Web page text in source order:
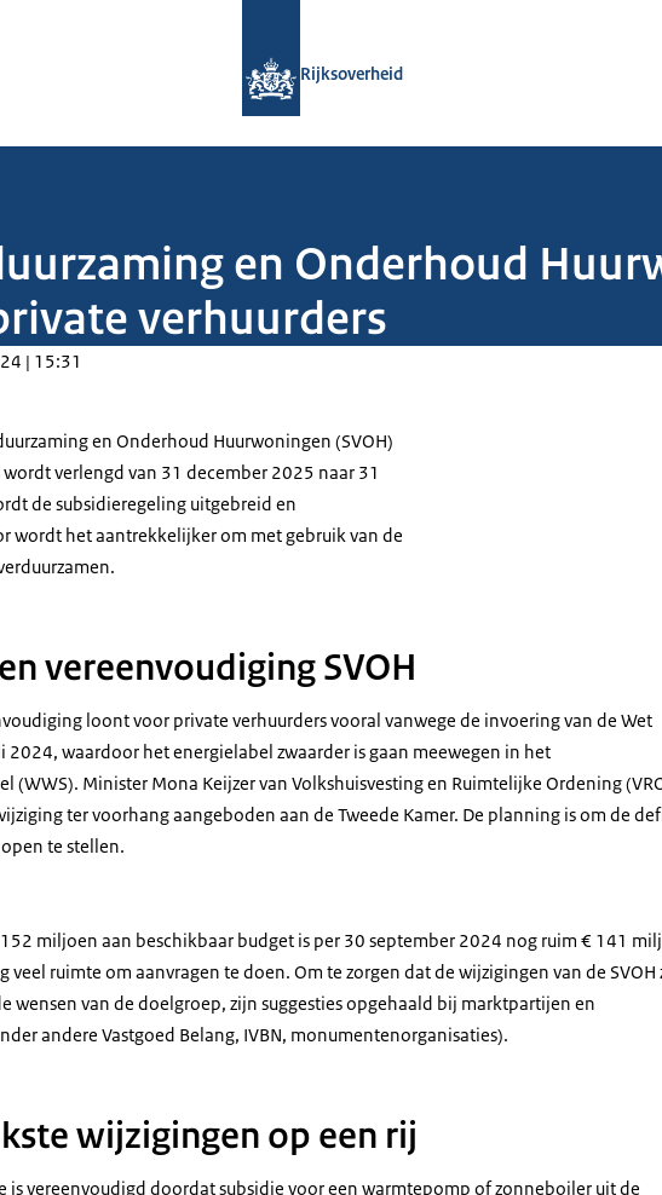
Rijksoverheid
en Onderhoud
verhuurders
| 15:31
en Onderhoud Huurwoningen (SVOH)
verlengd van 31 december 2025 naar 31
de subsidieregeling uitgebreid en
wordt het aantrekkelijker om met gebruik van de
vereenvoudiging SVOH
loont voor private verhuurders vooral vanwege de invoering van de Wet
2024, waardoor het energielabel zwaarder is gaan meewegen in het
(WWS). Minister Mona Keijzer van Volkshuisvesting en Ruimtelijke Ordening
ter voorhang aangeboden aan de Tweede Kamer. De planning is om de
te stellen.
miljoen aan beschikbaar budget is per 30 september 2024 nog ruim € 141
veel ruimte om aanvragen te doen. Om te zorgen dat de wijzigingen van de SVOH
wensen van de doelgroep, zijn suggesties opgehaald bij marktpartijen en
andere Vastgoed Belang, IVBN, monumentenorganisaties).
wijzigingen op een rij
is vereenvoudigd doordat subsidie voor een warmtepomp of zonneboiler uit de